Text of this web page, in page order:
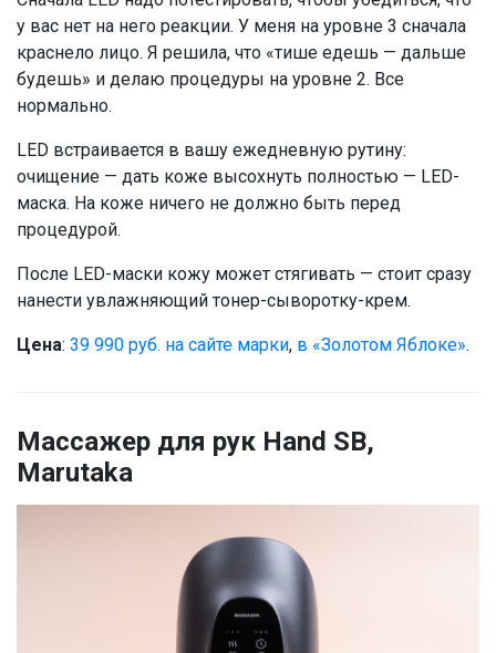
у вас нет на него реакции. У меня на уровне 3 сначала
краснело лицо. Я решила, что «тише едешь — дальше
будешь» и делаю процедуры на уровне 2. Все
нормально.
LED встраивается в вашу ежедневную рутину:
очищение — дать коже высохнуть полностью — LED-
маска. На коже ничего не должно быть перед
процедурой.
После LED-маски кожу может стягивать — стоит сразу
нанести увлажняющий тонер-сыворотку-крем.
Цена: 39 990 руб. на сайте марки, в «Золотом Яблоке».
Массажер для рук Hand SB,
Marutaka